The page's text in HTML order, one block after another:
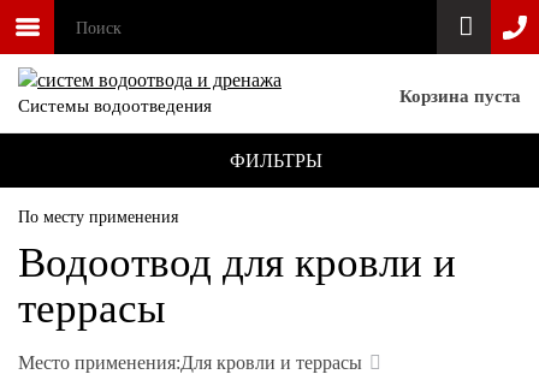
Системы водоотведения Корзина пуста
ФИЛЬТРЫ
По месту применения
Водоотвод для кровли и
террасы
Место применения:Для кровли и террасы